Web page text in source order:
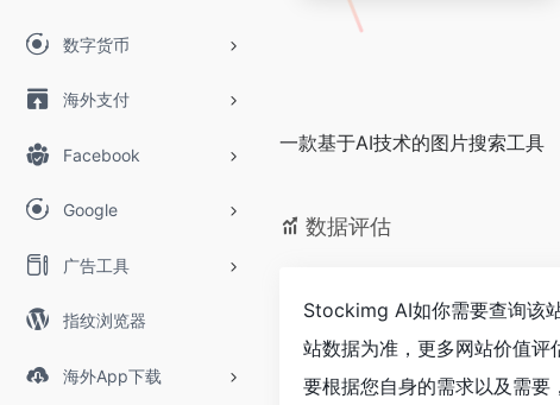
数字货币
海外支付
Facebook
Google
广告工具
指纹浏览器
海外App下载
一款基于AI技术的图片搜索工具
数据评估
Stockimg AI如你需要查询该
站数据为准，更多网站价值
要根据您自身的需求以及需要